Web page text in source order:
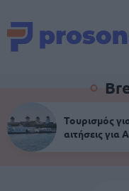
Τουρισμός
αιτήσεις